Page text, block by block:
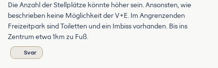
Die Anzahl der Stellplätze könnte höher sein. Ansonsten, wie
beschrieben keine Möglichkeit der V+E. Im Angrenzenden
Freizeitpark sind Toiletten und ein Imbiss vorhanden. Bis ins
Zentrum etwa 1km zu Fuß.
Svar